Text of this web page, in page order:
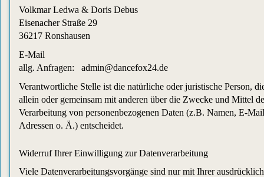
Volkmar Ledwa & Doris Debus
Eisenacher Straße 29
36217 Ronshausen
E-Mail
allg. Anfragen: admin@dancefox24.de
Verantwortliche Stelle ist die natürliche oder juristische Person,
allein oder gemeinsam mit anderen über die Zwecke und Mittel
Verarbeitung von personenbezogenen Daten (z.B. Namen, E-
Adressen o. Ä.) entscheidet.
Widerruf Ihrer Einwilligung zur Datenverarbeitung
Viele Datenverarbeitungsvorgänge sind nur mit Ihrer